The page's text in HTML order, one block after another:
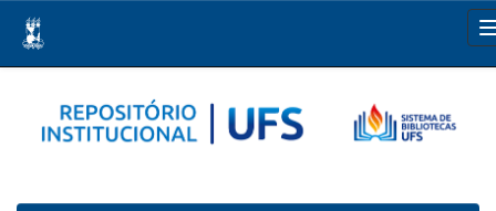
navigation